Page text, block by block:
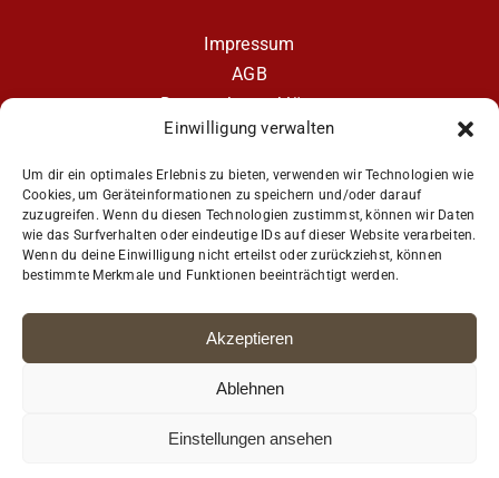
Einwilligung verwalten
Um dir ein optimales Erlebnis zu bieten, verwenden wir Technologien wie
Cookies, um Geräteinformationen zu speichern und/oder darauf
zuzugreifen. Wenn du diesen Technologien zustimmst, können wir Daten
wie das Surfverhalten oder eindeutige IDs auf dieser Website verarbeiten.
Wenn du deine Einwilligung nicht erteilst oder zurückziehst, können
bestimmte Merkmale und Funktionen beeinträchtigt werden.
Akzeptieren
Ablehnen
Einstellungen ansehen
Impressum
AGB
Datenschutzerklärung
Datenschutzerklärung – aCATemy Katzentraining
App
Get Social